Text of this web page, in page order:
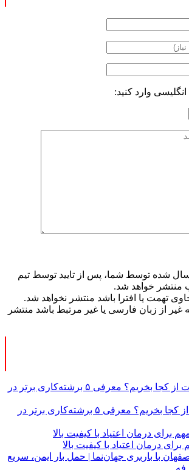
وارد کنید:
شده توسط شما، پس از تایید توسط تیم
منتشر خواهد شد.
تهمت یا افترا باشد منتشر نخواهد شد.
غیر از زبان فارسی یا غیر مرتبط باشد منتشر
قهوه باکیفیت از کجا بخریم؟ معرفی ۵ برشته‌کاری برتر در